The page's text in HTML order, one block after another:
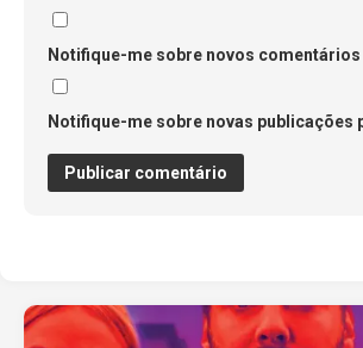
Notifique-me sobre novos
Notifique-me sobre novas publicações